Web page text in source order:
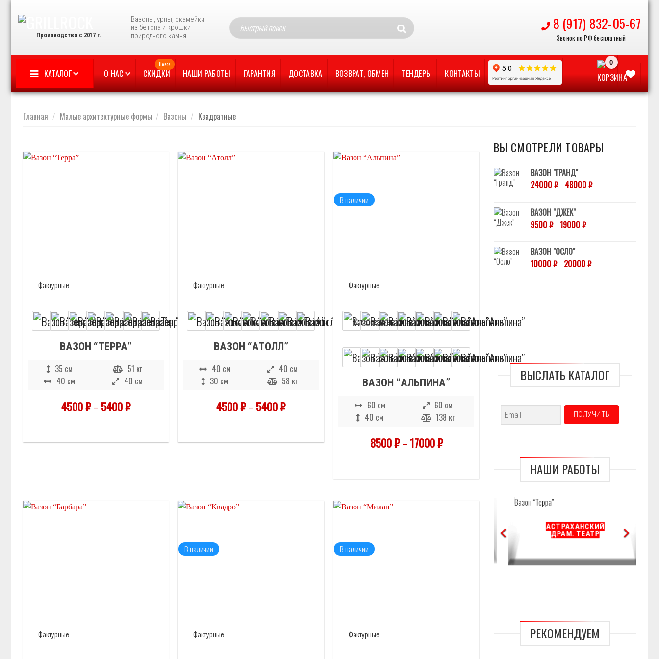
Производство с 2017 г.
Вазоны, урны, скамейки
из бетона и крошки
природного камня
8 (917) 832-05-67
КАТАЛОГ О НАС СКИДКИ НАШИ РАБОТЫ ГАРАНТИЯ ДОСТАВКА ВОЗВРАТ, ОБМЕН ТЕНДЕРЫ КОНТАКТЫ
Главная / Малые архитектурные формы / Вазоны / Квадратные
ВАЗОН “ТЕРРА”
35 см
51 кг
40 см
40 см
4500₽– 5400₽
ВАЗОН “АТОЛЛ”
40 см
40 см
30 см
58 кг
4500₽– 5400₽
В наличии
ВАЗОН “АЛЬПИНА”
60 см
60 см
40 см
138 кг
8500₽– 17000₽
В наличии В наличии
ВЫ СМОТРЕЛИ ТОВАРЫ
ВАЗОН "ГРАНД"
24000₽– 48000₽
ВАЗОН "ДЖЕК"
9500₽–19000₽
ВАЗОН "ОСЛО"
10000₽– 20000₽
ВЫСЛАТЬ КАТАЛОГ
НАШИ РАБОТЫ
АСТРАХАНСКИЙ
ДРАМ. ТЕАТР
РЕКОМЕНДУЕМ